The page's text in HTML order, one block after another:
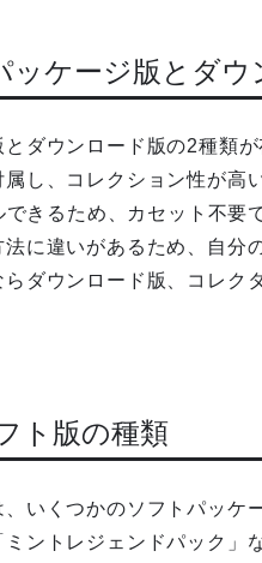
ッケージ版とダウ
ダウンロード版の2種類
し、コレクション性が高
きるため、カセット不要
に違いがあるため、自分
ダウンロード版、コレク
ト版の種類
いくつかのソフトパッケ
ントレジェンドパック」